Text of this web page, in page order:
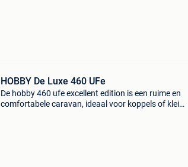
HOBBY De Luxe 460 UFe
De hobby 460 ufe excellent edition is een ruime en
comfortabele caravan, ideaal voor koppels of kleine